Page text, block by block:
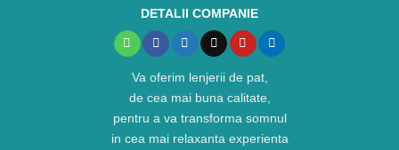
DETALII COMPANIE
Va oferim lenjerii de pat,
de cea mai buna calitate,
pentru a va transforma somnul
in cea mai relaxanta experienta